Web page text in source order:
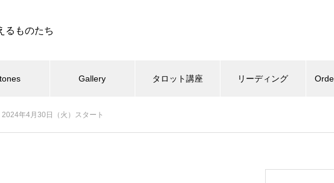
るものたち
Gallery タロット講座 リーディング
年4月30日（火）スタート